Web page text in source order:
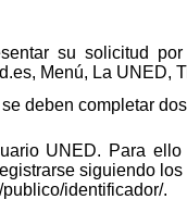
su solicitud
Menú, La UNED,
deben completar
UNED. Para
siguiendo
identificador/.